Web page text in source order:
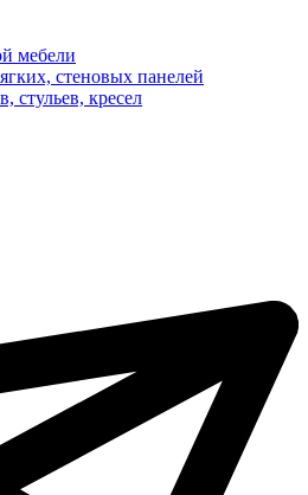
мебели
стеновых панелей
стульев, кресел